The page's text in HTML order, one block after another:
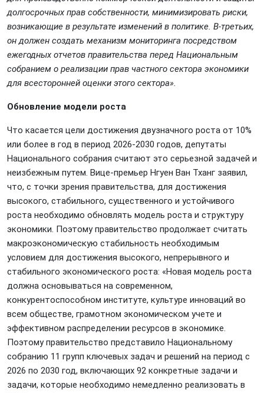
долгосрочных прав собственности, минимизировать риски,
возникающие в результате изменений в политике. В-третьих,
он должен создать механизм мониторинга посредством
ежегодных отчетов правительства перед Национальным
собранием о реализации прав частного сектора экономики
для всесторонней оценки этого сектора».
Обновление модели роста
Что касается цели достижения двузначного роста от 10%
или более в год в период 2026-2030 годов, депутаты
Национального собрания считают это серьезной задачей и
неизбежным путем. Вице-премьер Нгуен Ван Тханг заявил,
что, с точки зрения правительства, для достижения
высокого, стабильного, существенного и устойчивого
роста необходимо обновлять модель роста и структуру
экономики. Поэтому правительство продолжает считать
макроэкономическую стабильность необходимым
условием для достижения высокого, непрерывного и
стабильного экономического роста: «Новая модель роста
должна основываться на современном,
конкурентоспособном институте, культуре инноваций во
всем обществе, грамотном экономическом учете и
эффективном распределении ресурсов в экономике.
Поэтому правительство представило Национальному
собранию 11 групп ключевых задач и решений на период с
2026 по 2030 год, включающих 92 конкретные задачи и
задачи, которые необходимо немедленно реализовать в